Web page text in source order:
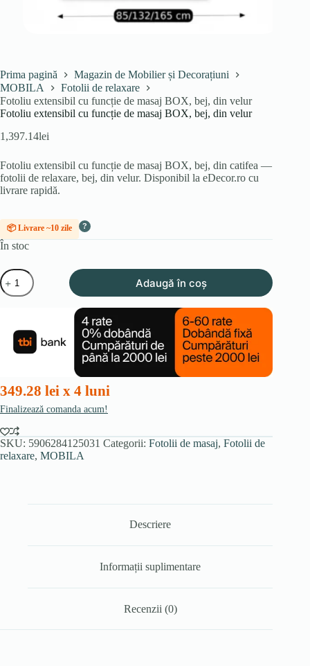
Prima pagină
Magazin de Mobilier și Decorațiuni
MOBILA
Fotolii de relaxare
Fotoliu extensibil cu funcție de masaj BOX, bej, din velur
Fotoliu extensibil cu funcție de masaj BOX, bej, din velur
1,397.14lei
Fotoliu extensibil cu funcție de masaj BOX, bej, din catifea —
fotolii de relaxare, bej, din velur. Disponibil la eDecor.ro cu
livrare rapidă.
📦 Livrare ~10 zile ?
În stoc
Cantitate
Fotoliu
extensibil
masaj
BOX,
velur
Adaugă în coș
349.28 lei x 4 luni
Finalizează comanda acum!
SKU: 5906284125031 Categorii: Fotolii de masaj, Fotolii de
relaxare, MOBILA
Descriere
Informații suplimentare
Recenzii (0)